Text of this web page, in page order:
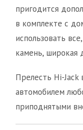
пригодится
в комплекте с
использовать
камень, широкая
Прелесть Hi-
автомобилем
приподнятыми